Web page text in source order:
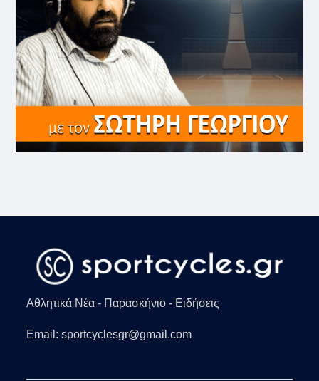
Αθλητικά Νέα - Παρασκήνιο - Ειδήσεις
Email: sportcyclesgr@gmail.com